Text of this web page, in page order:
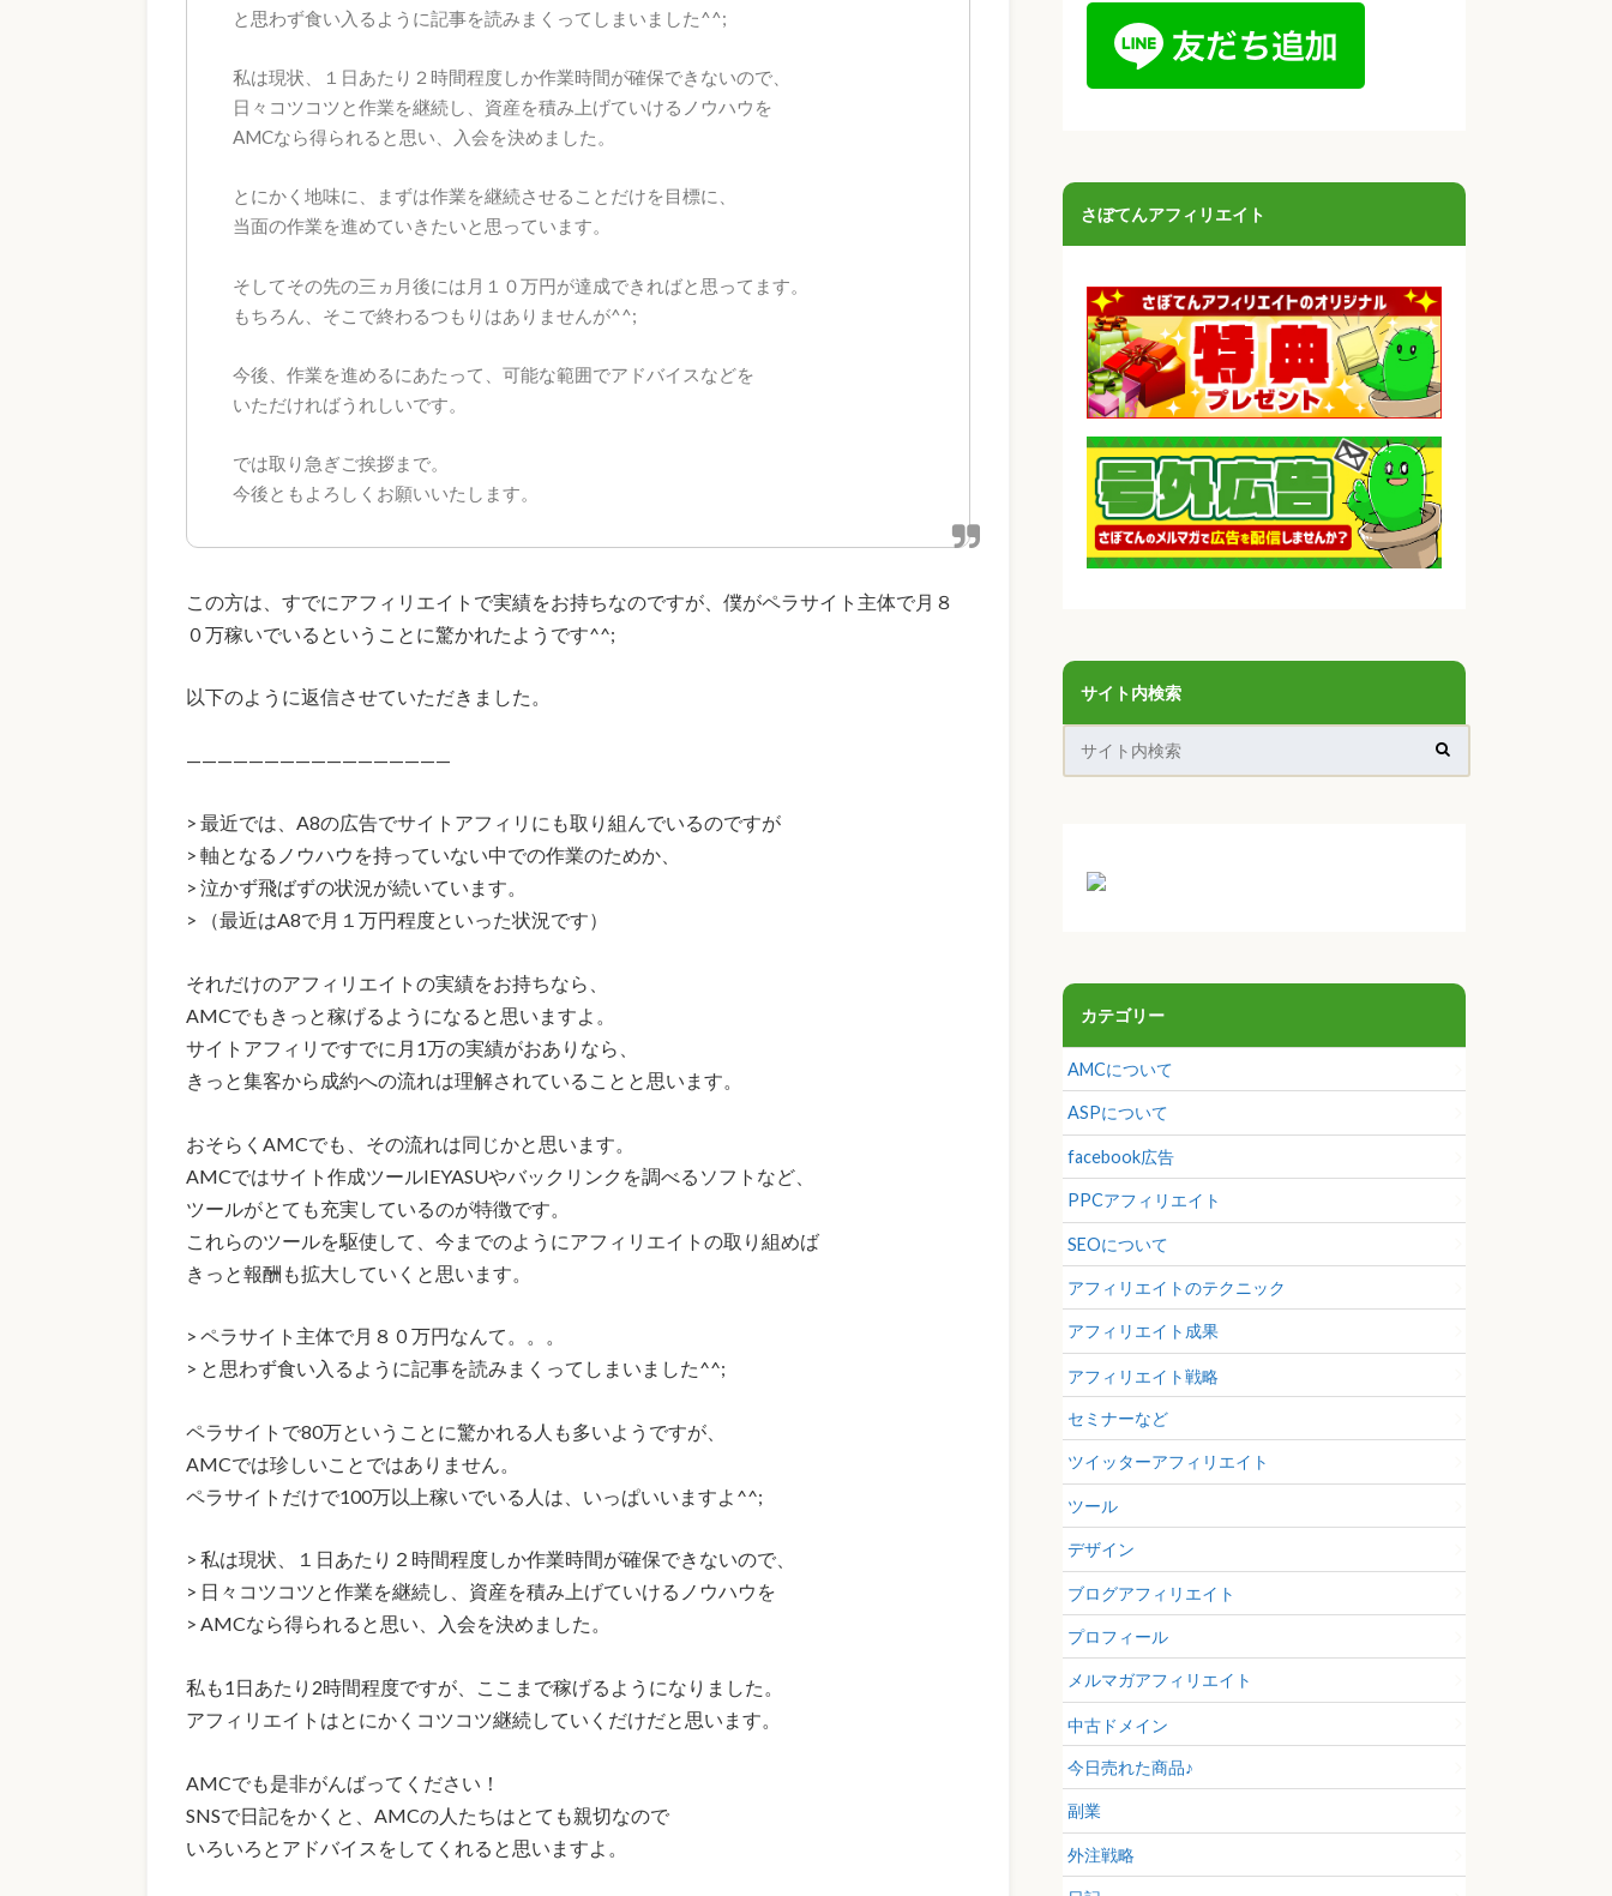
と思わず食い入るように記事を読みまくってしまいました^^;
私は現状、１日あたり２時間程度しか作業時間が確保できないので、
日々コツコツと作業を継続し、資産を積み上げていけるノウハウを
AMCなら得られると思い、入会を決めました。
とにかく地味に、まずは作業を継続させることだけを目標に、
当面の作業を進めていきたいと思っています。
そしてその先の三ヵ月後には月１０万円が達成できればと思ってます。
もちろん、そこで終わるつもりはありませんが^^;
今後、作業を進めるにあたって、可能な範囲でアドバイスなどを
いただければうれしいです。
では取り急ぎご挨拶まで。
今後ともよろしくお願いいたします。
この方は、すでにアフィリエイトで実績をお持ちなのですが、僕がペラサイト主体で月８
０万稼いでいるということに驚かれたようです^^;
以下のように返信させていただきました。
—————————————————
> 最近では、A8の広告でサイトアフィリにも取り組んでいるのですが
> 軸となるノウハウを持っていない中での作業のためか、
> 泣かず飛ばずの状況が続いています。
> （最近はA8で月１万円程度といった状況です）
それだけのアフィリエイトの実績をお持ちなら、
AMCでもきっと稼げるようになると思いますよ。
サイトアフィリですでに月1万の実績がおありなら、
きっと集客から成約への流れは理解されていることと思います。
おそらくAMCでも、その流れは同じかと思います。
AMCではサイト作成ツールIEYASUやバックリンクを調べるソフトなど、
ツールがとても充実しているのが特徴です。
これらのツールを駆使して、今までのようにアフィリエイトの取り組めば
きっと報酬も拡大していくと思います。
> ペラサイト主体で月８０万円なんて。。。
> と思わず食い入るように記事を読みまくってしまいました^^;
ペラサイトで80万ということに驚かれる人も多いようですが、
AMCでは珍しいことではありません。
ペラサイトだけで100万以上稼いでいる人は、いっぱいいますよ^^;
> 私は現状、１日あたり２時間程度しか作業時間が確保できないので、
> 日々コツコツと作業を継続し、資産を積み上げていけるノウハウを
> AMCなら得られると思い、入会を決めました。
私も1日あたり2時間程度ですが、ここまで稼げるようになりました。
アフィリエイトはとにかくコツコツ継続していくだけだと思います。
AMCでも是非がんばってください！
SNSで日記をかくと、AMCの人たちはとても親切なので
いろいろとアドバイスをしてくれると思いますよ。
さぼてんアフィリエイト
サイト内検索
カテゴリー
AMCについて
ASPについて
facebook広告
PPCアフィリエイト
SEOについて
アフィリエイトのテクニック
アフィリエイト成果
アフィリエイト戦略
セミナーなど
ツイッターアフィリエイト
ツール
デザイン
ブログアフィリエイト
プロフィール
メルマガアフィリエイト
中古ドメイン
今日売れた商品♪
副業
外注戦略